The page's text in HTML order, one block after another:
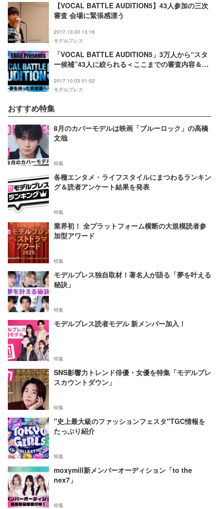
【VOCAL BATTLE AUDITION5】43人参加の三次
審査 会場に緊張感漂う
2017.10.03 13:16
モデルプレス
「VOCAL BATTLE AUDITION5」3万人から“スタ
ー候補”43人に絞られる＜ここまでの審査内容＆結
2017.10.03 01:02
モデルプレス
おすすめ特集
8月のカバーモデルは映画「ブルーロック」の高橋
文哉
特集
各種エンタメ・ライフスタイルにまつわるランキン
グ＆読者アンケート結果を発表
特集
業界初！ 全プラットフォーム横断の大規模読者参
加型アワード
特集
モデルプレス独自取材！著名人が語る「夢を叶える
秘訣」
特集
モデルプレス読者モデル 新メンバー加入！
特集
SNS影響力トレンド俳優・女優を特集「モデルプレ
スカウントダウン」
特集
"史上最大級のファッションフェスタ"TGC情報を
たっぷり紹介
特集
moxymill新メンバーオーディション「to the
nex7」
特集